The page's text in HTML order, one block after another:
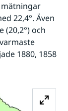
22,4°. Även
(20,2°) och
1880, 1858